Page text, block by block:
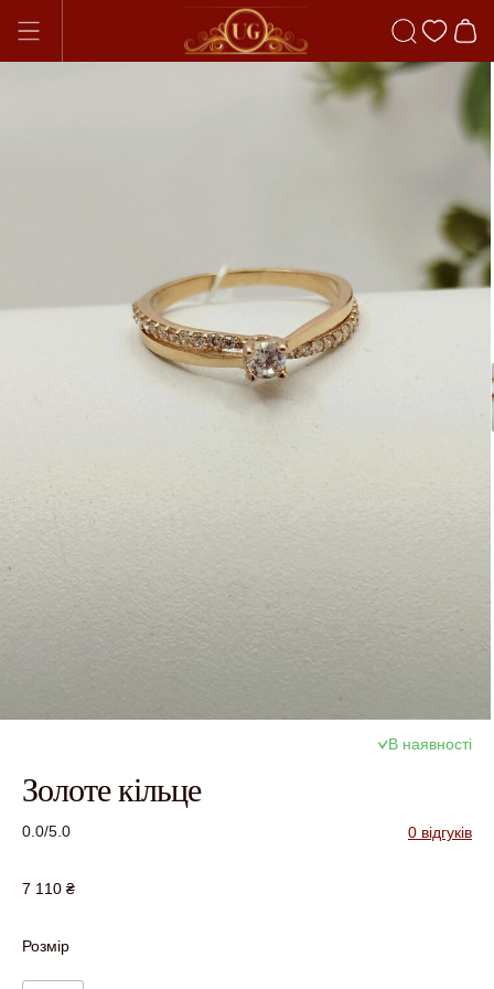
В наявності
Золоте кільце
0.0/5.0 0 відгуків
7 110 ₴
Розмір